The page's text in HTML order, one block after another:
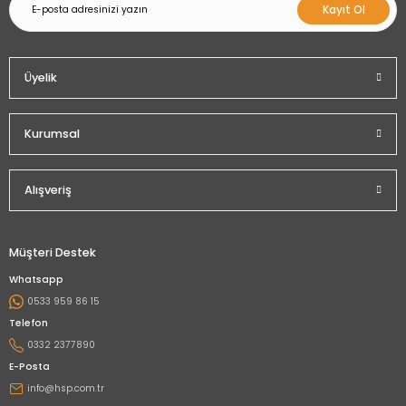
Kayıt Ol
Üyelik
Kurumsal
Alışveriş
Müşteri Destek
Whatsapp
0533 959 86 15
Telefon
0332 2377890
E-Posta
info@hsp.com.tr